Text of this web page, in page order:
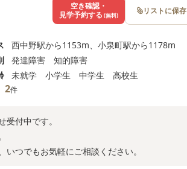
西中野駅から1153m、小泉町駅から1178m
発達障害 知的障害
未就学 小学生 中学生 高校生
2件
受付中です。
つでもお気軽にご相談ください。
空き確認・
見学予約する (無料) リストに保存